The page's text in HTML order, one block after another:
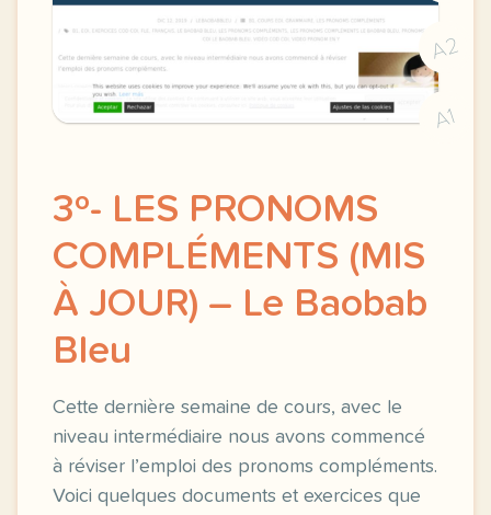
A2
A1
3º- LES PRONOMS
COMPLÉMENTS (MIS
À JOUR) – Le Baobab
Bleu
Cette dernière semaine de cours, avec le
niveau intermédiaire nous avons commencé
à réviser l’emploi des pronoms compléments.
Voici quelques documents et exercices que